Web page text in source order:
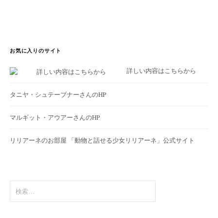
お気に入りのサイト
詳しい内容はこちらから
タニヤ・シュテーブナーさんのHP
マルギット・アウアーさんのHP
リリアーネのお部屋 「動物と話せる少女リリアーネ」公式サイト
索: